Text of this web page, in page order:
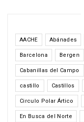
AACHE Abánades
Barcelona Bergen
Cabanillas del Campo
castillo Castillos
Circulo Polar Ártico
En Busca del Norte